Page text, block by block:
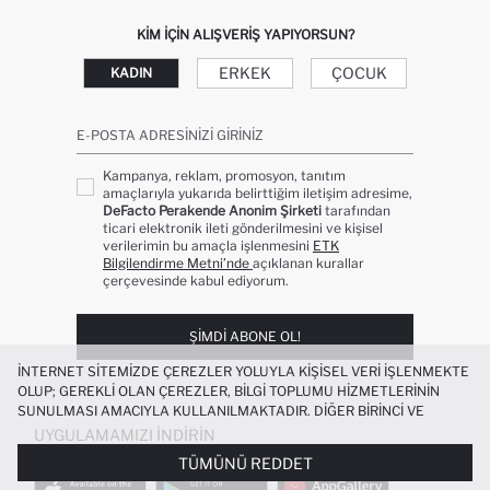
KIM IÇIN ALIŞVERIŞ YAPIYORSUN?
KADIN ERKEK ÇOCUK
E-POSTA ADRESINIZI GIRINIZ
Kampanya, reklam, promosyon, tanıtım
amaçlarıyla yukarıda belirttiğim iletişim adresime,
DeFacto Perakende Anonim Şirketi tarafından
ticari elektronik ileti gönderilmesini ve kişisel
verilerimin bu amaçla işlenmesini ETK
Bilgilendirme Metni’nde açıklanan kurallar
çerçevesinde kabul ediyorum.
ŞIMDI ABONE OL!
UYGULAMAMIZI İNDIRIN
İNTERNET SITEMIZDE ÇEREZLER YOLUYLA KIŞISEL VERI IŞLENMEKTE
OLUP; GEREKLI OLAN ÇEREZLER, BILGI TOPLUMU HIZMETLERININ
SUNULMASI AMACIYLA KULLANILMAKTADIR. DIĞER BIRINCI VE
ÜÇÜNCÜ TARAF ÇEREZLER ISE SIZE DAHA IYI BIR ALIŞVERIŞ
DENEYIMI SUNULABILMESI, SITEMIZIN DAHA IŞLEVSEL KILINMASI VE
KIŞISELLEŞTIRMESI VE AÇIK RIZA VERMENIZ HALINDE, SIZLERE
TÜMÜNÜ REDDET